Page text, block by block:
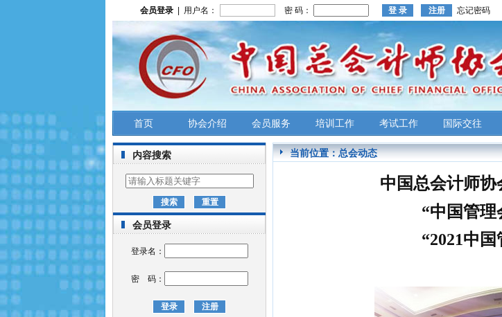
会员登录 | 用户名： 密 码： 忘记密码
首页 协会介绍 会员服务 培训工作 考试工作 国际交往
内容搜索
会员登录
登录名：
密 码：
当前位置：总会动态
中国总会计师
“中国管理
“2021中